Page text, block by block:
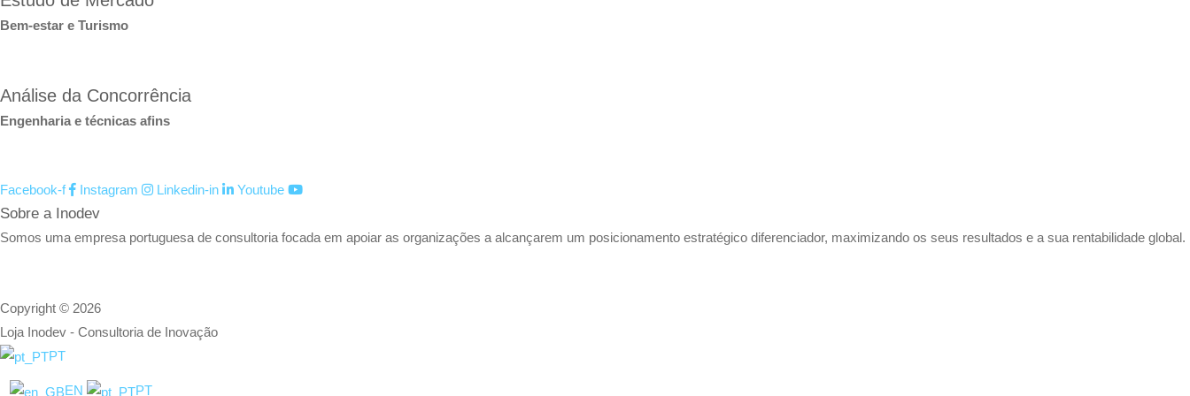
Bem-estar e Turismo
Análise da Concorrência
Engenharia e técnicas afins
Facebook-f Instagram Linkedin-in Youtube
Sobre a Inodev
Somos uma empresa portuguesa de consultoria focada em apoiar as organizações a alcançarem um posicionamento estratégico diferenciador, maximizando os seus resultados e a sua rentabilidade global.
Copyright © 2026
Loja Inodev - Consultoria de Inovação
PT
EN PT